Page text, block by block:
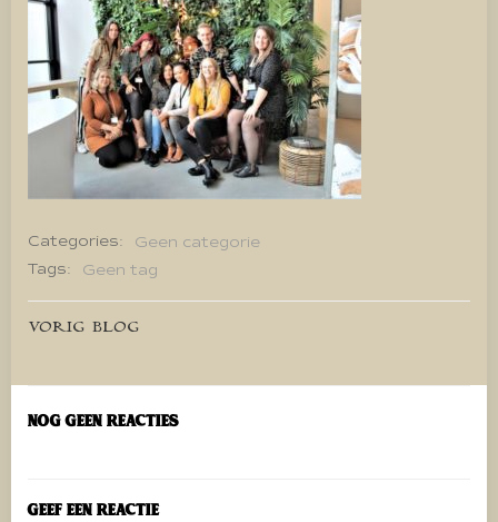
Categories:
Geen categorie
Tags:
Geen tag
Bericht
navigatie
VORIG BLOG
Nog geen reacties
Geef een reactie